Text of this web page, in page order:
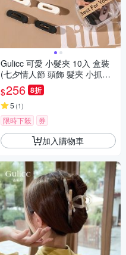
Gulicc 可愛 小髮夾 10入 盒裝
(七夕情人節 頭飾 髮夾 小抓夾
韓國 生日禮物 禮物)
$256 8折
5 (1)
限時下殺 券
加入購物車